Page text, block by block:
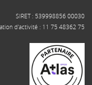
SIRET : 539998856 00030
d'activité : 11 75 48362 75